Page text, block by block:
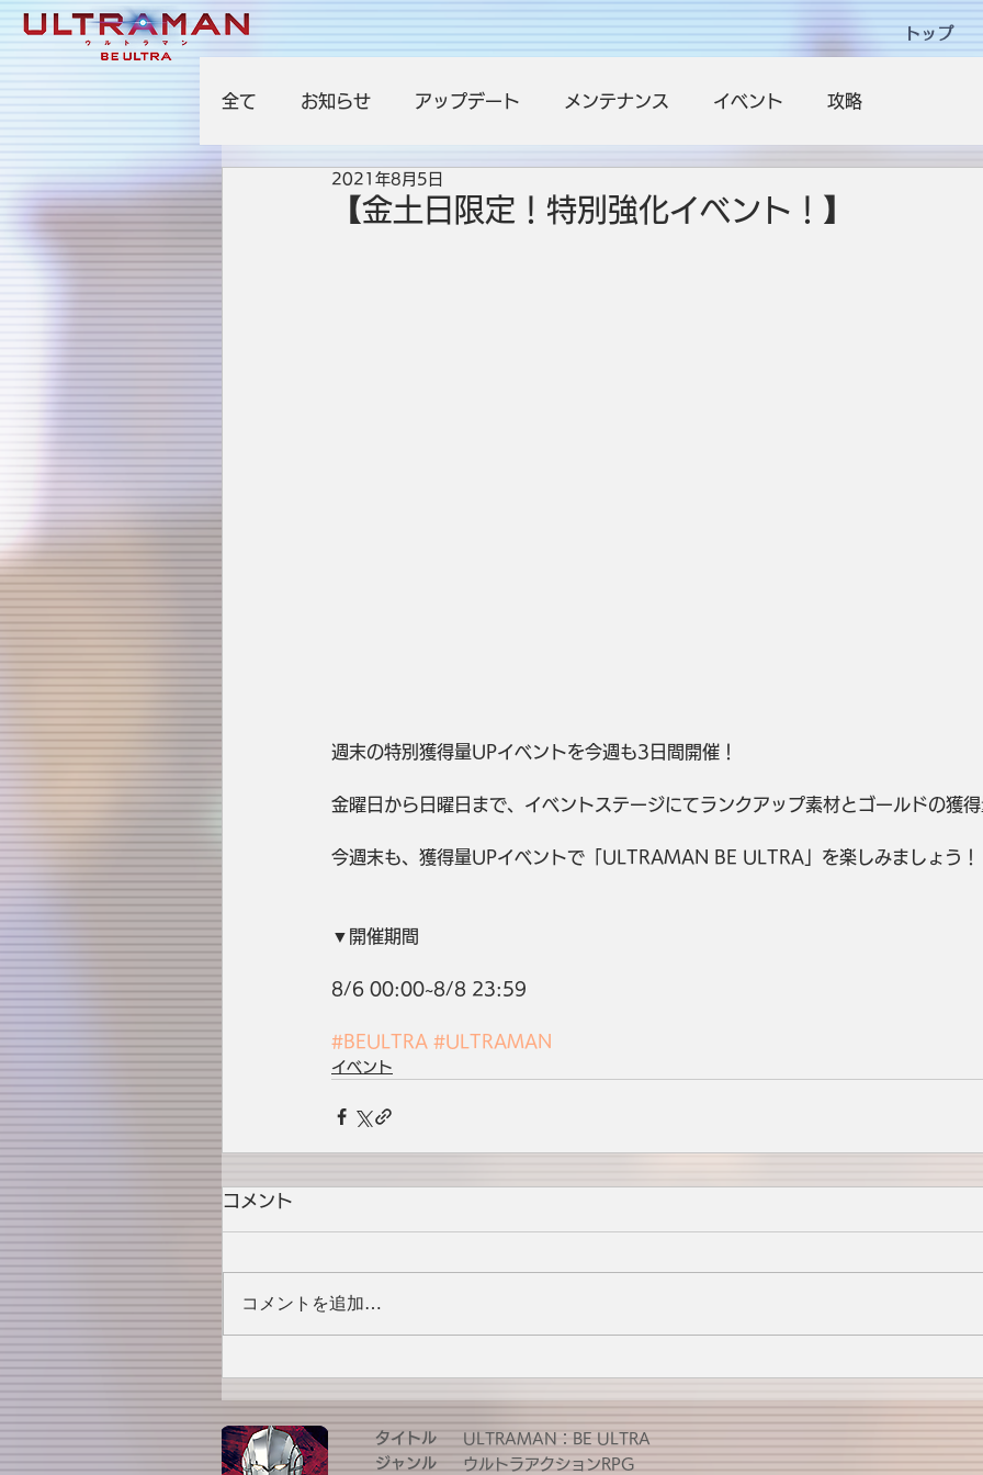
トップ
全て お知らせ アップデート メンテナンス イベント 攻略
【金土日限定！特別強化イベント！】
2021年8月5日
週末の特別獲得量UPイベントを今週も3日間開催！
金曜日から日曜日まで、イベントステージにてランクアップ素材とゴールドの獲
今週末も、獲得量UPイベントで「ULTRAMAN BE ULTRA」を楽しみましょう！
▼開催期間
8/6 00:00~8/8 23:59
#BEULTRA #ULTRAMAN
イベント
コメント
コメントを追加…
タイトル
ジャンル
ULTRAMAN：BE ULTRA
ウルトラアクションRPG